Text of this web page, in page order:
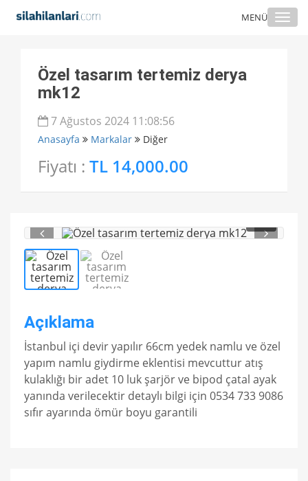
MENÜ
Özel tasarım tertemiz derya
mk12
7 Ağustos 2024 11:08:56
Anasayfa Markalar Diğer
Fiyatı : TL 14,000.00
1/ 2
Açıklama
İstanbul içi devir yapılır 66cm yedek namlu ve özel
yapım namlu giydirme eklentisi mevcuttur atış
kulaklığı bir adet 10 luk şarjör ve bipod çatal ayak
yanında verilecektir detaylı bilgi için 0534 733 9086
sıfır ayarında ömür boyu garantili